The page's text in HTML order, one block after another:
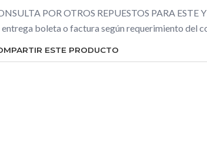
POR OTROS REPUESTOS PARA ESTE
entrega boleta o factura según requerimiento del
ESTE PRODUCTO